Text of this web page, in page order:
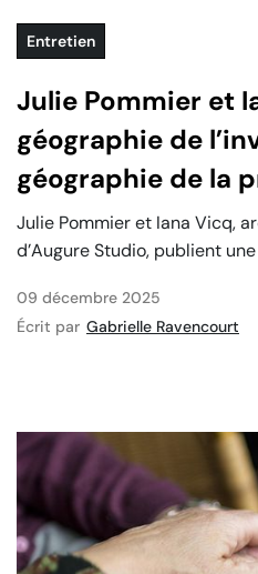
Entretien
Julie Pommier et
géographie de
géographie de la
Julie Pommier et Iana Vicq,
d’Augure Studio, publient
09 décembre 2025
Écrit par Gabrielle Ravencourt